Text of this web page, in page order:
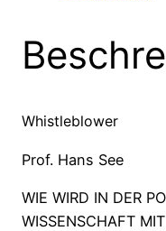
Whistleblower
Prof. Hans See
WIE WIRD IN DER
WISSENSCHAFT MIT